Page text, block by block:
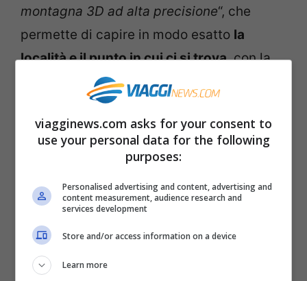
montagna 3D ad alta precisione“, che
permette di capire in modo esatto la
località e il punto in cui ci si trova, con la
altimetro . C’è, poi, la funzione
rotta del sole” che aiuta a trovare le zone
di montagna maggiormente illuminate, e
riscaldate, dal sole. Una funzione
troppo tempo all’ombra dei monti.
mappa delle piste da scie permette di
scoprire castelli e rifugi in zona.
viagginews.com asks for your consent to
use your personal data for the following
purposes:
Personalised advertising and content, advertising and
content measurement, audience research and
services development
Store and/or access information on a device
Learn more